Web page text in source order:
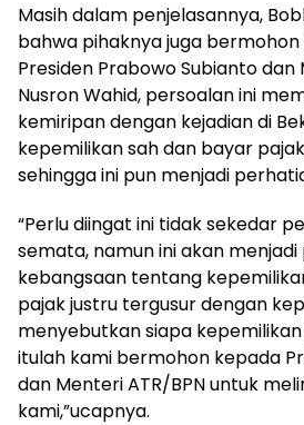
Masih dalam penjelasannya,
bahwa pihaknya juga
Presiden Prabowo Subianto dan
Nusron Wahid, persoalan ini
kemiripan dengan kejadian di
kepemilikan sah dan bayar
sehingga ini pun menjadi
“Perlu diingat ini tidak sekedar
semata, namun ini akan
kebangsaan tentang
pajak justru tergusur dengan
menyebutkan siapa
itulah kami bermohon kepada
dan Menteri ATR/BPN untuk
kami,”ucapnya.